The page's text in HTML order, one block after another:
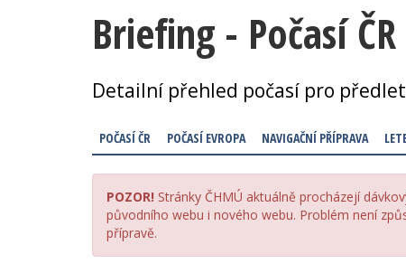
Briefing - Počasí ČR
Detailní přehled počasí pro
POČASÍ ČR POČASÍ EVROPA NAVIGAČNÍ PŘÍPRAVA
POZOR! Stránky ČHMÚ aktuálně procházejí
původního webu i nového webu. Problém není
přípravě.